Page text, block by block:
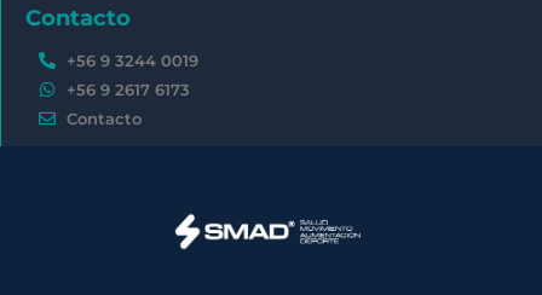
Contacto
+56 9 3244 0019
+56 9 2617 6173
Contacto